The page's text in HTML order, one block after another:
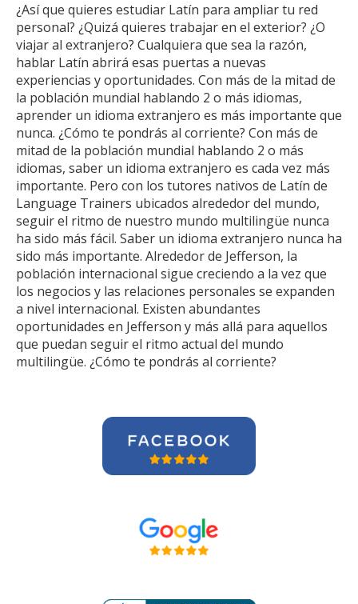
¿Así que quieres estudiar Latín para ampliar tu red
personal? ¿Quizá quieres trabajar en el exterior? ¿O
viajar al extranjero? Cualquiera que sea la razón,
hablar Latín abrirá esas puertas a nuevas
experiencias y oportunidades. Con más de la mitad de
la población mundial hablando 2 o más idiomas,
aprender un idioma extranjero es más importante que
nunca. ¿Cómo te pondrás al corriente? Con más de
mitad de la población mundial hablando 2 o más
idiomas, saber un idioma extranjero es cada vez más
importante. Pero con los tutores nativos de Latín de
Language Trainers ubicados alrededor del mundo,
seguir el ritmo de nuestro mundo multilingüe nunca
ha sido más fácil. Saber un idioma extranjero nunca ha
sido más importante. Alrededor de Jefferson, la
población internacional sigue creciendo a la vez que
los negocios y las relaciones personales se expanden
a nivel internacional. Existen abundantes
oportunidades en Jefferson y más allá para aquellos
que puedan seguir el ritmo actual del mundo
multilingüe. ¿Cómo te pondrás al corriente?